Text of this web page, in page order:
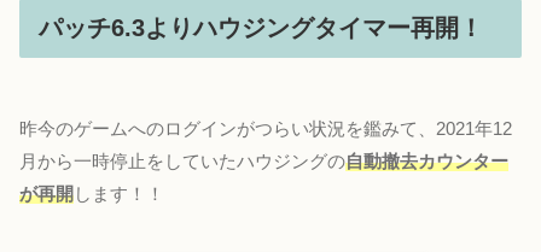
パッチ6.3よりハウジングタイマー再開！
昨今のゲームへのログインがつらい状況を鑑みて、2021年12
月から一時停止をしていたハウジングの自動撤去カウンター
が再開します！！